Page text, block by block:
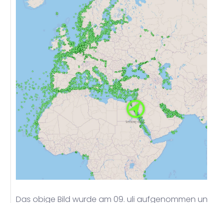
Das obige Bild wurde am 09. uli aufgenommen und